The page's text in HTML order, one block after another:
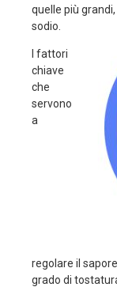
quelle più
sodio.
I fattori
chiave
che
servono
a
regolare il
grado di